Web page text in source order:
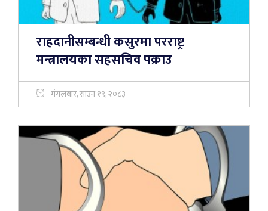
राहदानीसम्बन्धी कसुरमा परराष्ट्र
मन्त्रालयका सहसचिव पक्राउ
मंगलबार, साउन १९, २०८३